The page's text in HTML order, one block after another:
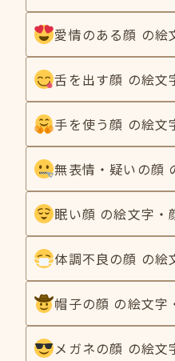
愛情のある顔 の絵
舌を出す顔 の絵文
手を使う顔 の絵文
無表情・疑いの顔
眠い顔 の絵文字・
体調不良の顔 の絵
帽子の顔 の絵文字
メガネの顔 の絵文